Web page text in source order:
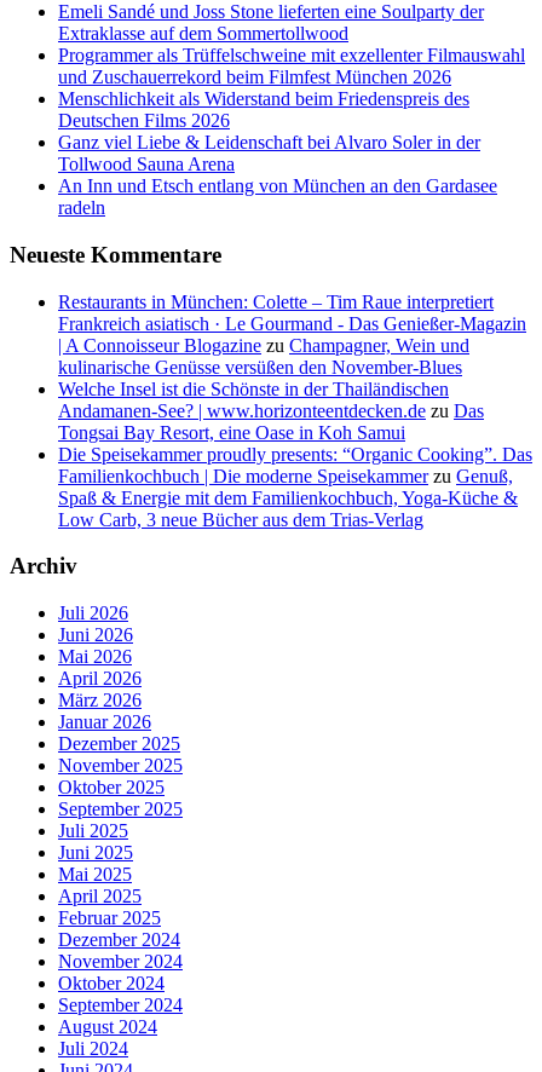
Emeli Sandé und Joss Stone lieferten eine Soulparty der
Extraklasse auf dem Sommertollwood
Programmer als Trüffelschweine mit exzellenter Filmauswahl
und Zuschauerrekord beim Filmfest München 2026
Menschlichkeit als Widerstand beim Friedenspreis des
Deutschen Films 2026
Ganz viel Liebe & Leidenschaft bei Alvaro Soler in der
Tollwood Sauna Arena
An Inn und Etsch entlang von München an den Gardasee
radeln
Neueste Kommentare
Restaurants in München: Colette – Tim Raue interpretiert
Frankreich asiatisch · Le Gourmand - Das Genießer-Magazin
| A Connoisseur Blogazine zu Champagner, Wein und
kulinarische Genüsse versüßen den November-Blues
Welche Insel ist die Schönste in der Thailändischen
Andamanen-See? | www.horizonteentdecken.de zu Das
Tongsai Bay Resort, eine Oase in Koh Samui
Die Speisekammer proudly presents: “Organic Cooking”. Das
Familienkochbuch | Die moderne Speisekammerzu Genuß,
Spaß & Energie mit dem Familienkochbuch, Yoga-Küche &
Low Carb, 3 neue Bücher aus dem Trias-Verlag
Archiv
Juli 2026
Juni 2026
Mai 2026
April 2026
März 2026
Januar 2026
Dezember 2025
November 2025
Oktober 2025
September 2025
Juli 2025
Juni 2025
Mai 2025
April 2025
Februar 2025
Dezember 2024
November 2024
Oktober 2024
September 2024
August 2024
Juli 2024